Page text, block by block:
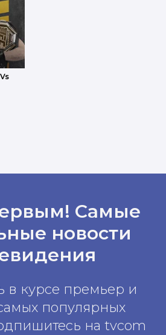
Самые
новости
в курсе премьер и
популярных
на tvcom